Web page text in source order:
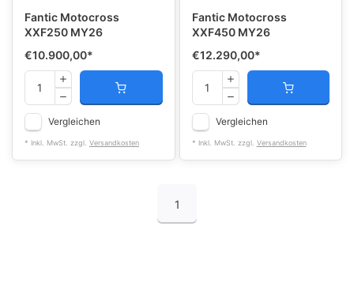
Fantic Motocross
XXF250 MY26
€10.900,00*
Vergleichen
* Inkl. MwSt. zzgl. Versandkosten
Fantic Motocross
XXF450 MY26
€12.290,00*
Vergleichen
* Inkl. MwSt. zzgl. Versandkosten
1